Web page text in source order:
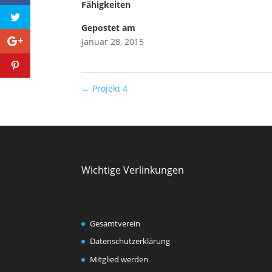
Fähigkeiten
Gepostet am
Januar 28, 2015
← Projekt 4
Wichtige Verlinkungen
Gesamtverein
Datenschutzerklärung
Mitglied werden